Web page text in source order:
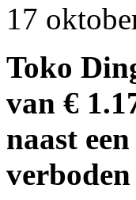
17
Toko
van €
naast